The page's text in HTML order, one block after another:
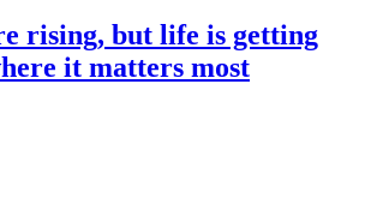
rising, but life is getting
it matters most